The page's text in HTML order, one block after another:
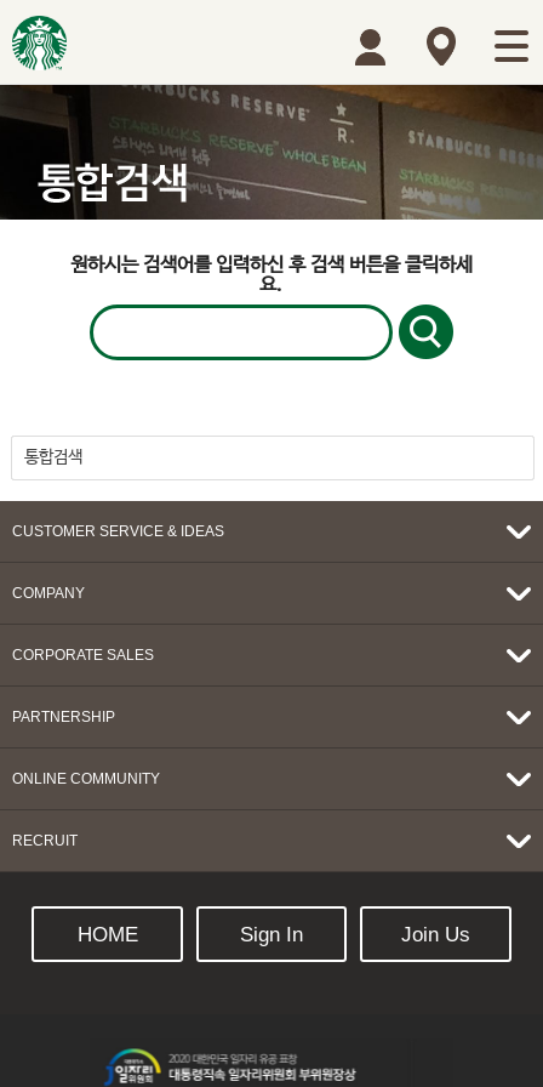
원하시는 검색어를 입력하신 후 검색 버튼을 클릭하세
요.
통합검색
이벤트
뉴스
매장이벤트
원두
음료
푸드
상품
카드
매장
CUSTOMER SERVICE & IDEAS
COMPANY
CORPORATE SALES
PARTNERSHIP
ONLINE COMMUNITY
RECRUIT
HOME Sign In Join Us